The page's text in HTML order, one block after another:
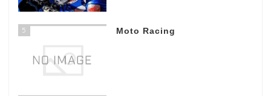
5 Moto Racing